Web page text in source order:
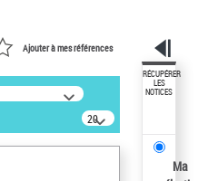
Ajouter à mes références
20
résultats/page
RÉCUPÉRER
LES
NOTICES
Ma